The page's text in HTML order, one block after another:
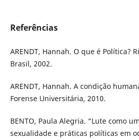
Referências
ARENDT, Hannah. O que é Política?
Brasil, 2002.
ARENDT, Hannah. A condição
Forense Universitária, 2010.
BENTO, Paula Alegria. “Lute como
sexualidade e práticas políticas em